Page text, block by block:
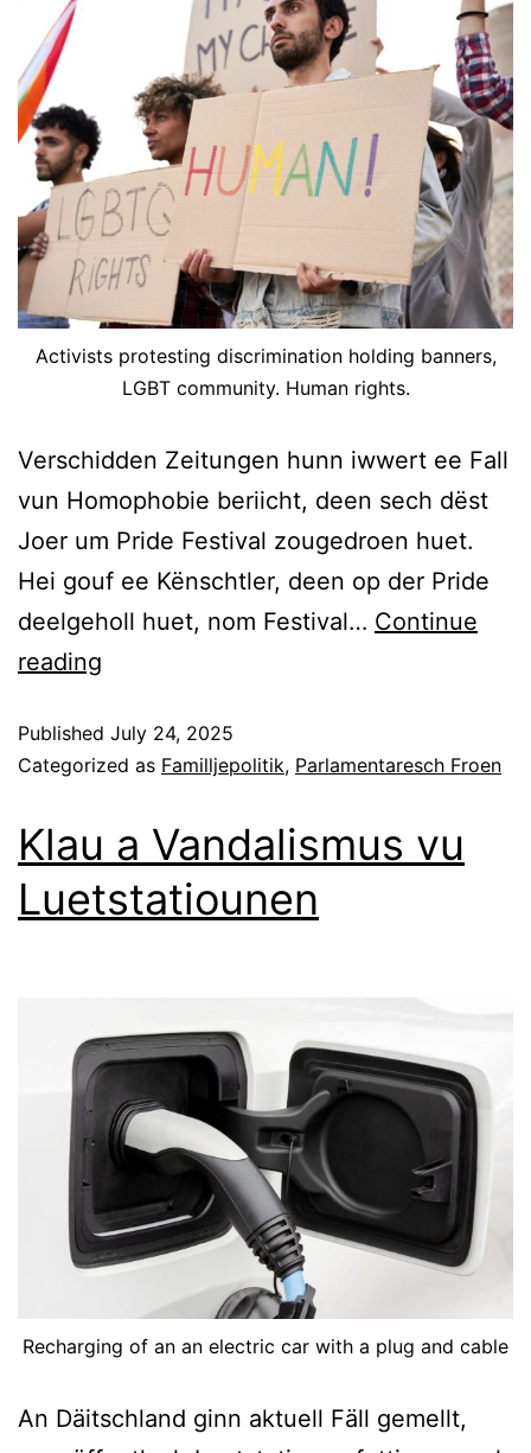
Activists protesting discrimination holding banners,
LGBT community. Human rights.
Verschidden Zeitungen hunn iwwert ee Fall
vun Homophobie beriicht, deen sech dëst
Joer um Pride Festival zougedroen huet.
Hei gouf ee Kënschtler, deen op der Pride
deelgeholl huet, nom Festival… Continue
reading
Published July 24, 2025
Categorized as Familljepolitik, Parlamentaresch Froen
Klau a Vandalismus vu
Luetstatiounen
Recharging of an an electric car with a plug and cable
An Däitschland ginn aktuell Fäll gemellt,